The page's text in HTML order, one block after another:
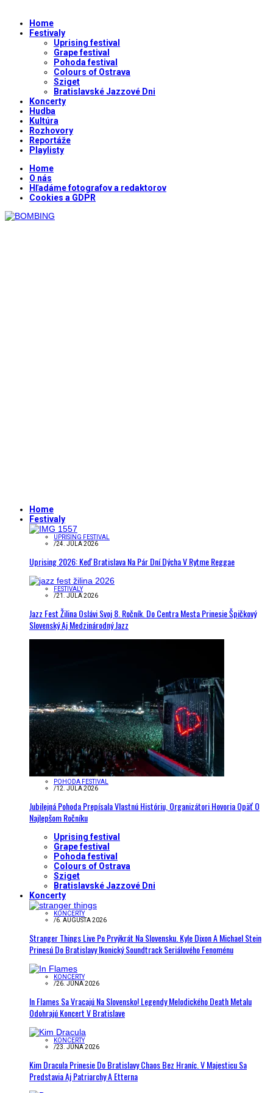
Home
Festivaly
Uprising festival
Grape festival
Pohoda festival
Colours of Ostrava
Sziget
Bratislavské Jazzové Dni
Koncerty
Hudba
Kultúra
Rozhovory
Reportáže
Playlisty
Home
O nás
Hľadáme fotografov a redaktorov
Cookies a GDPR
Home
Festivaly
UPRISING FESTIVAL
/24. JÚLA 2026
Uprising 2026: Keď Bratislava Na Pár Dní Dýcha V Rytme Reggae
FESTIVALY
/21. JÚLA 2026
Jazz Fest Žilina Oslávi Svoj 8. Ročník. Do Centra Mesta Prinesie Špičkový
Slovenský Aj Medzinárodný Jazz
POHODA FESTIVAL
/12. JÚLA 2026
Jubilejná Pohoda Prepísala Vlastnú Históriu, Organizátori Hovoria Opäť O
Najlepšom Ročníku
Uprising festival
Grape festival
Pohoda festival
Colours of Ostrava
Sziget
Bratislavské Jazzové Dni
Koncerty
KONCERTY
/6. AUGUSTA 2026
Stranger Things Live Po Prvýkrát Na Slovensku. Kyle Dixon A Michael Stein
Prinesú Do Bratislavy Ikonický Soundtrack Seriálového Fenoménu
KONCERTY
/26. JÚNA 2026
In Flames Sa Vracajú Na Slovensko! Legendy Melodického Death Metalu
Odohrajú Koncert V Bratislave
KONCERTY
/23. JÚNA 2026
Kim Dracula Prinesie Do Bratislavy Chaos Bez Hraníc. V Majesticu Sa
Predstavia Aj Patriarchy A Etterna